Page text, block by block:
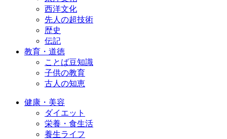
西洋文化
先人の超技術
歴史
伝記
教育・道徳
ことば豆知識
子供の教育
古人の知恵
健康・美容
ダイエット
栄養・食生活
養生ライフ